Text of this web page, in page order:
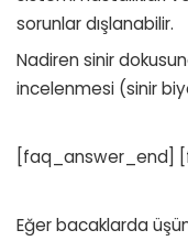
sorunlar dışlanabilir.
Nadiren sinir
incelenmesi (sinir
[faq_answer_end]
Eğer bacaklarda